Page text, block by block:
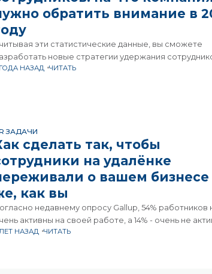
обратить внимание в
эти статистические данные, вы сможете
новые стратегии удержания
превратить вашу компанию в место, которое
НАЗАД ЧИТАТЬ
ЗАДАЧИ
сделать так, чтобы
на удалёнке
о вашем бизнесе
как вы
недавнему опросу Gallup, 54% работников
активны на своей работе, а 14% - очень не
объединить эти цифры — получается, что 68%
НАЗАД ЧИТАТЬ